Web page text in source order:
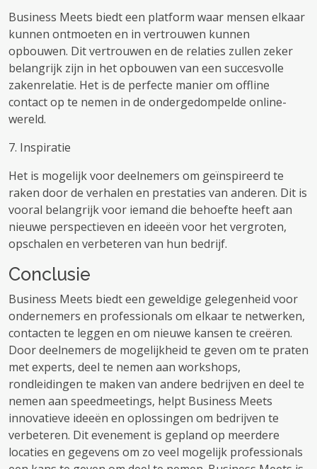
Business Meets biedt een platform waar mensen elkaar
kunnen ontmoeten en in vertrouwen kunnen
opbouwen. Dit vertrouwen en de relaties zullen zeker
belangrijk zijn in het opbouwen van een succesvolle
zakenrelatie. Het is de perfecte manier om offline
contact op te nemen in de ondergedompelde online-
wereld.
7. Inspiratie
Het is mogelijk voor deelnemers om geïnspireerd te
raken door de verhalen en prestaties van anderen. Dit is
vooral belangrijk voor iemand die behoefte heeft aan
nieuwe perspectieven en ideeën voor het vergroten,
opschalen en verbeteren van hun bedrijf.
Conclusie
Business Meets biedt een geweldige gelegenheid voor
ondernemers en professionals om elkaar te netwerken,
contacten te leggen en om nieuwe kansen te creëren.
Door deelnemers de mogelijkheid te geven om te praten
met experts, deel te nemen aan workshops,
rondleidingen te maken van andere bedrijven en deel te
nemen aan speedmeetings, helpt Business Meets
innovatieve ideeën en oplossingen om bedrijven te
verbeteren. Dit evenement is gepland op meerdere
locaties en gegevens om zo veel mogelijk professionals